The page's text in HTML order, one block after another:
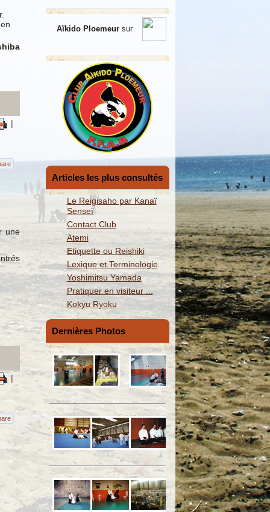
|
une
|
Aïkido Ploemeursur
Articles les plus consultés
Le Reigisaho par Kanaï
Senseï
Contact Club
Atemi
Etiquette ou Reishiki
Lexique et Terminologie
Yoshimitsu Yamada
Pratiquer en visiteur ...
Kokyu Ryoku
Dernières Photos